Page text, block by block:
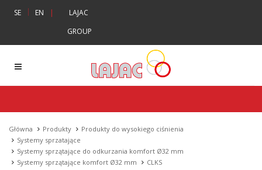
SE | EN |
LAJAC
GROUP
Główna Produkty
Produkty do wysokiego ciśnienia
Systemy sprzatające
Systemy sprzątające do odkurzania komfort Ø32 mm
Systemy sprzątające komfort Ø32 mm
CLKS